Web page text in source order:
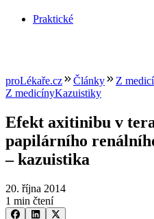
Praktické
proLékaře.cz Články
Z
Z medicínyKazuistiky
Efekt axitinibu v
papilárního
–⁠ kazuistika
20. října 2014
1 min čtení